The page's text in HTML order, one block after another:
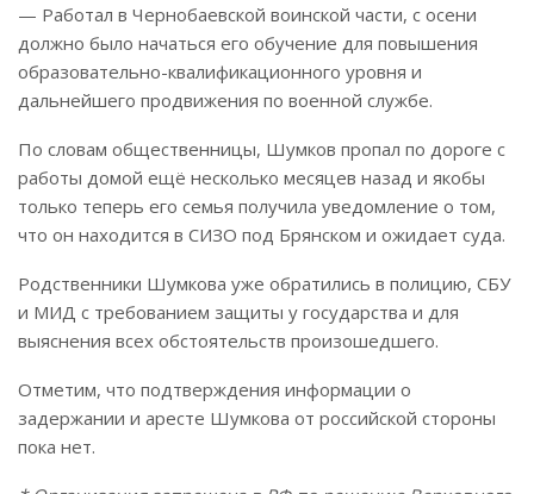
— Работал в Чернобаевской воинской части, с осени
должно было начаться его обучение для повышения
образовательно-квалификационного уровня и
дальнейшего продвижения по военной службе.
По словам общественницы, Шумков пропал по дороге с
работы домой ещё несколько месяцев назад и якобы
только теперь его семья получила уведомление о том,
что он находится в СИЗО под Брянском и ожидает суда.
Родственники Шумкова уже обратились в полицию, СБУ
и МИД с требованием защиты у государства и для
выяснения всех обстоятельств произошедшего.
Отметим, что подтверждения информации о
задержании и аресте Шумкова от российской стороны
пока нет.